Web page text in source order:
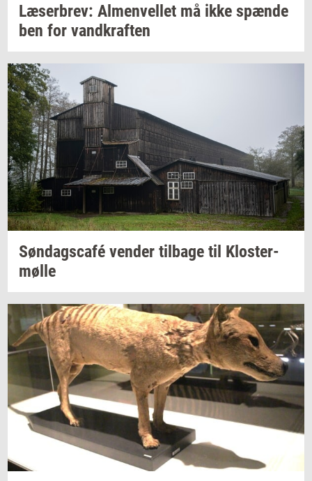
Læ­ser­brev: Al­men­vel­let må ikke spæn­de
ben for vand­kraf­ten
Søndagscafé ven­der til­ba­ge til Klos­ter­
møl­le